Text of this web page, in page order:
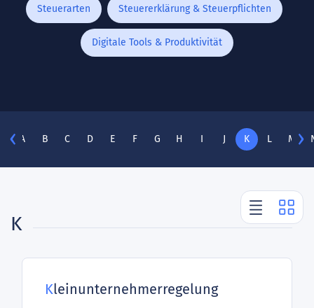
Steuerarten Steuererklärung & Steuerpflichten
Digitale Tools & Produktivität
A B C D E F G H I J K L M
K
Kleinunternehmerregelung